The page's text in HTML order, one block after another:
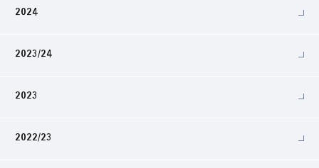
2024
2023/24
2023
2022/23